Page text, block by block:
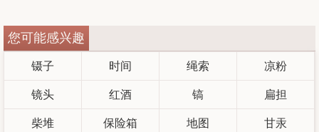
您可能感兴趣
镊子 时间 绳索 凉粉
镜头 红酒 镐 扁担
柴堆 保险箱 地图 甘汞